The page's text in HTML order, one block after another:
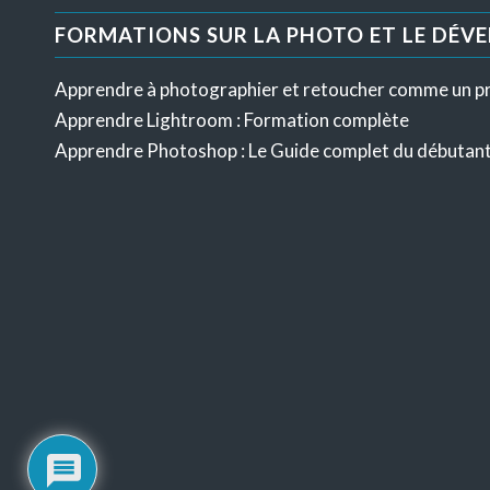
FORMATIONS SUR LA PHOTO ET LE
Apprendre à photographier et retoucher comme un
Apprendre Lightroom : Formation complète
Apprendre Photoshop : Le Guide complet du débutant